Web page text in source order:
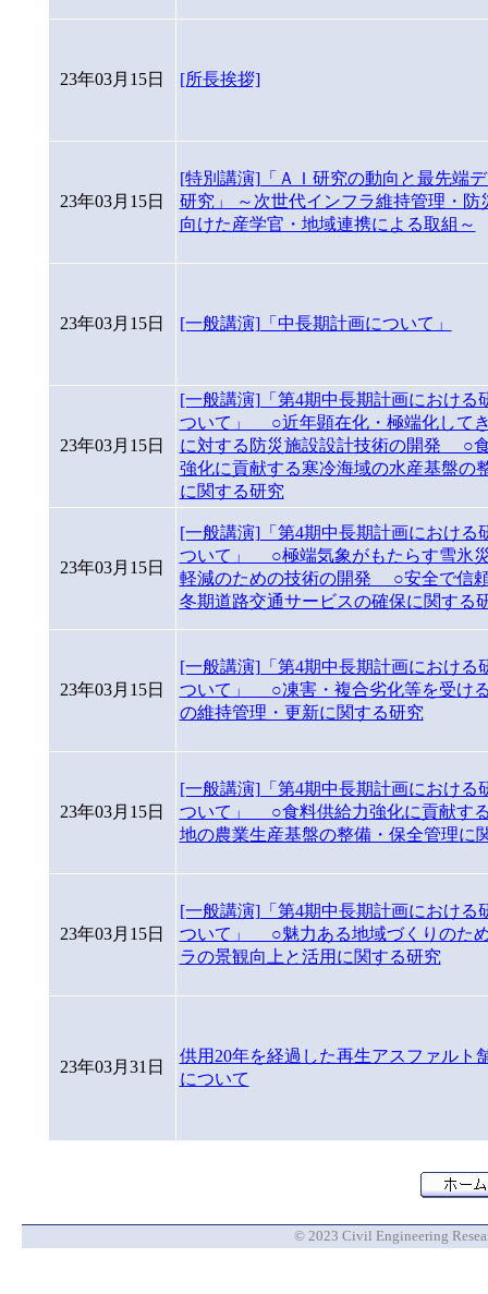
23年03月15日 [所長挨拶]
23年03月15日
[特別講演]「ＡＩ研究の動向と最先端
研究」 ～次世代インフラ維持管理・防
向けた産学官・地域連携による取組～
23年03月15日 [一般講演]「中長期計画について」
23年03月15日
[一般講演]「第4期中長期計画における
ついて」 ○近年顕在化・極端化して
に対する防災施設設計技術の開発 ○
強化に貢献する寒冷海域の水産基盤の
に関する研究
23年03月15日
[一般講演]「第4期中長期計画における
ついて」 ○極端気象がもたらす雪氷
軽減のための技術の開発 ○安全で信
冬期道路交通サービスの確保に関する
23年03月15日
[一般講演]「第4期中長期計画における
ついて」 ○凍害・複合劣化等を受け
の維持管理・更新に関する研究
23年03月15日
[一般講演]「第4期中長期計画における
ついて」 ○食料供給力強化に貢献す
地の農業生産基盤の整備・保全管理に
23年03月15日
[一般講演]「第4期中長期計画における
ついて」 ○魅力ある地域づくりのた
ラの景観向上と活用に関する研究
23年03月31日
供用20年を経過した再生アスファルト
について
© 2023 Civil Engineering